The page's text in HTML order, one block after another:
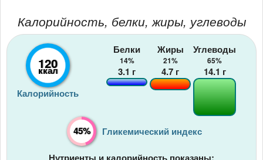
Калорийность, белки, жиры, углеводы
120
ккал
Калорийность
Белки
14%
3.1 г
Жиры
21%
4.7 г
Углеводы
65%
14.1 г
45% Гликемический индекс